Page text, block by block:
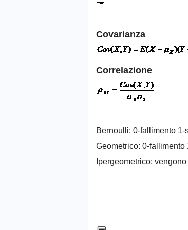
Covarianza
Correlazione
Bernoulli: 0-fallimento 1-
Geometrico: 0-fallimento
Ipergeometrico: